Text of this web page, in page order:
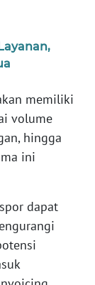
memiliki
volume
hingga
dapat